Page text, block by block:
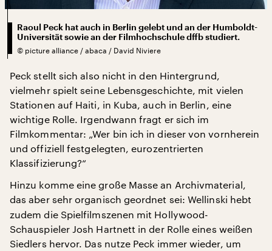
Raoul Peck hat auch in Berlin gelebt und an der Humboldt-
Universität sowie an der Filmhochschule dffb studiert.
© picture alliance / abaca / David Niviere
Peck stellt sich also nicht in den Hintergrund,
vielmehr spielt seine Lebensgeschichte, mit vielen
Stationen auf Haiti, in Kuba, auch in Berlin, eine
wichtige Rolle. Irgendwann fragt er sich im
Filmkommentar: „Wer bin ich in dieser von vornherein
und offiziell festgelegten, eurozentrierten
Klassifizierung?“
Hinzu komme eine große Masse an Archivmaterial,
das aber sehr organisch geordnet sei: Wellinski hebt
zudem die Spielfilmszenen mit Hollywood-
Schauspieler Josh Hartnett in der Rolle eines weißen
Siedlers hervor. Das nutze Peck immer wieder, um